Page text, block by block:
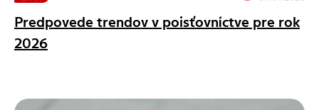
Predpovede trendov v poisťovníctve pre rok
2026